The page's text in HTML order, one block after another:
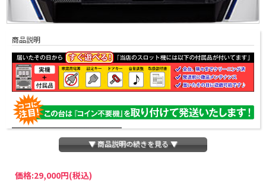
商品説明
▼ 商品説明の続きを見る ▼
価格:29,000円(税込)